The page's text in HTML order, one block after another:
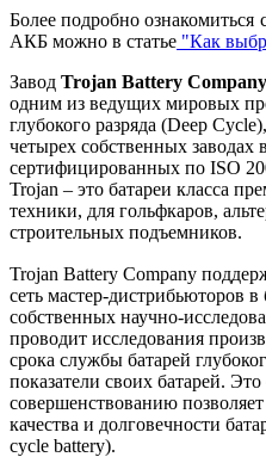
Более подробно
АКБ можно в статье "Как
Завод Trojan Battery Company
одним из ведущих мировых
глубокого разряда (Deep
четырех собственных
сертифицированных по ISO
Trojan – это батареи класса
техники, для гольфкаров,
строительных подъемников.
Trojan Battery Company
сеть мастер-дистрибьюторов
собственных научно-
проводит исследования
срока службы батарей
показатели своих батарей.
совершенствованию
качества и долговечности
cycle battery).